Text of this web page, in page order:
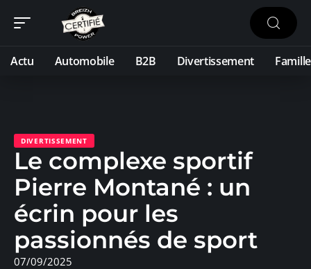
Actu Automobile B2B Divertissement Famille
DIVERTISSEMENT
Le complexe sportif
Pierre Montané : un
écrin pour les
passionnés de sport
07/09/2025